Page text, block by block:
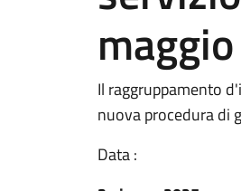
maggio
Il raggruppamento
nuova procedura di
Data :